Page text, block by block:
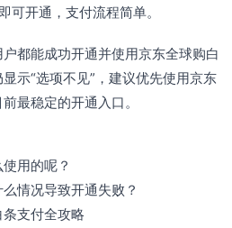
可开通，支付流程简单。
都能成功开通并使用京东全球购白
示“选项不见”，建议优先使用京东
最稳定的开通入口。
用的呢？
情况导致开通失败？
支付全攻略